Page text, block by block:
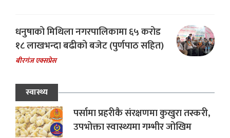
धनुषाको मिथिला नगरपालिकामा ६५ करोड
१८ लाखभन्दा बढीको बजेट (पुर्णपाठ सहित)
बीरगंज एक्सप्रेस
स्वास्थ्य
पर्सामा प्रहरीकै संरक्षणमा कुखुरा तस्करी,
उपभोक्ता स्वास्थ्यमा गम्भीर जोखिम